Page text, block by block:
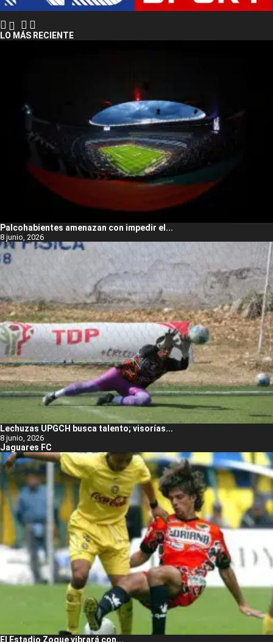
LO MÁS RECIENTE
Palcohabientes amenazan con impedir el...
8 junio, 2026
Lechuzas UPGCH busca talento; visorías...
8 junio, 2026
Jaguares FC
El Estadio Zoque vibrará con...